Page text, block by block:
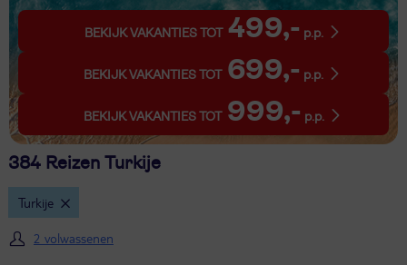
BEKIJK VAKANTIES TOT 499,- p.p.
BEKIJK VAKANTIES TOT 699,- p.p.
BEKIJK VAKANTIES TOT 999,- p.p.
384 Reizen Turkije
Turkije
2 volwassenen